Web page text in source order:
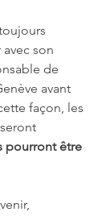
son
de
avant
façon, les
pourront être